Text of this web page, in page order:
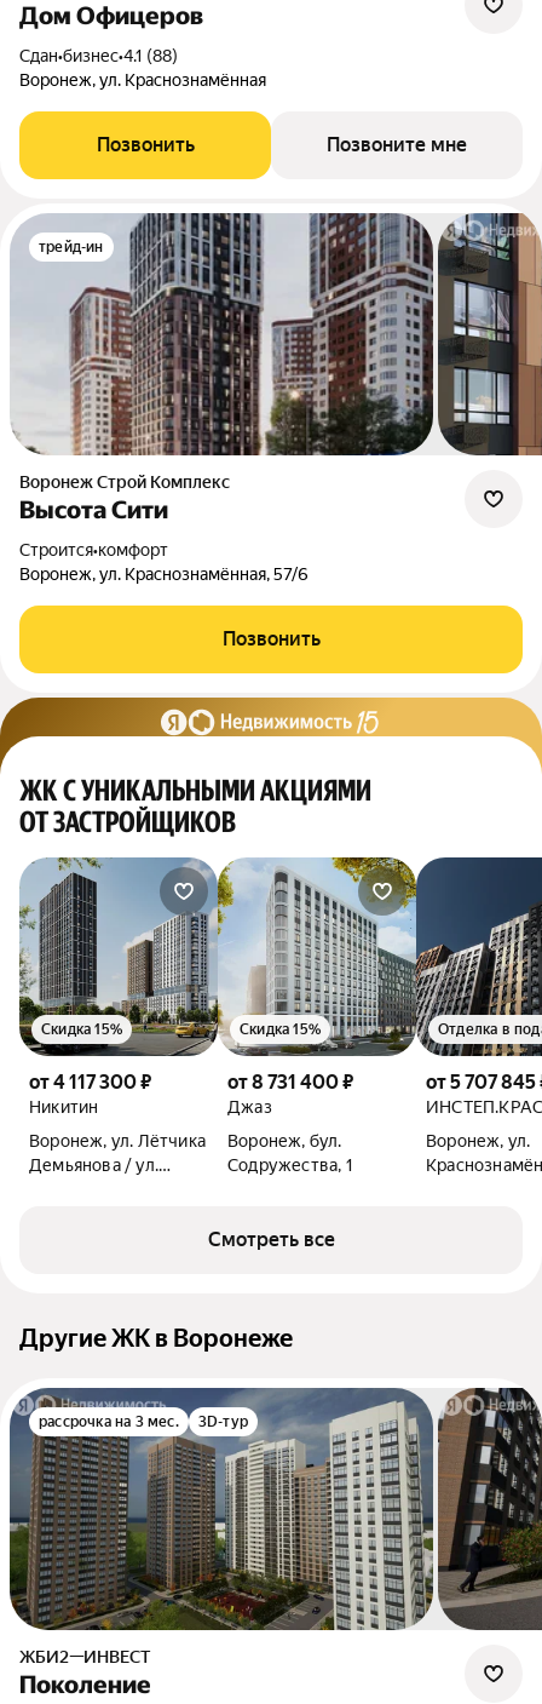
Дом Офицеров
Сдан•бизнес•4.1 (88)
Воронеж, ул. Краснознамённая
Позвонить Позвоните мне
трейд-ин
Воронеж Строй Комплекс
Высота Сити
Строится•комфорт
Воронеж, ул. Краснознамённая, 57/6
Позвонить
ЖК С УНИКАЛЬНЫМИ АКЦИЯМИ
ОТ ЗАСТРОЙЩИКОВ
от 4 117 300 ₽
Никитин
Воронеж, ул. Лётчика
Демьянова / ул.
Скидка 15%
от 8 731 400 ₽
Джаз
Воронеж, бул.
Содружества, 1
Скидка 15%
от 5 707 845
Воронеж, ул.
Отделка в
Смотреть все
Другие ЖК в Воронеже
рассрочка на 3 мес. 3D-тур
ЖБИ2—ИНВЕСТ
Поколение